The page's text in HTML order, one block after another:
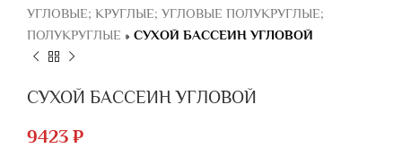
УГЛОВЫЕ; КРУГЛЫЕ; УГЛОВЫЕ ПОЛУКРУГЛЫЕ;
ПОЛУКРУГЛЫЕ » СУХОЙ БАССЕИН УГЛОВОЙ
СУХОЙ БАССЕИН УГЛОВОЙ
9423 ₽